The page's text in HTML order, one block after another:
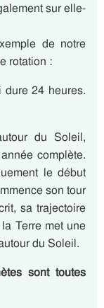
sur elle-
de notre
rotation :
dure 24 heures.
du Soleil,
complète.
le début
son tour
sa trajectoire
Terre met une
du Soleil.
sont toutes